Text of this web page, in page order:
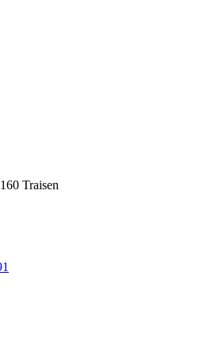
Traisen